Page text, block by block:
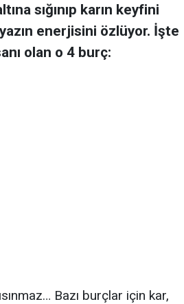
sığınıp karın keyfini
yazın enerjisini özlüyor. İşte
olan o 4 burç:
Bazı burçlar için kar,